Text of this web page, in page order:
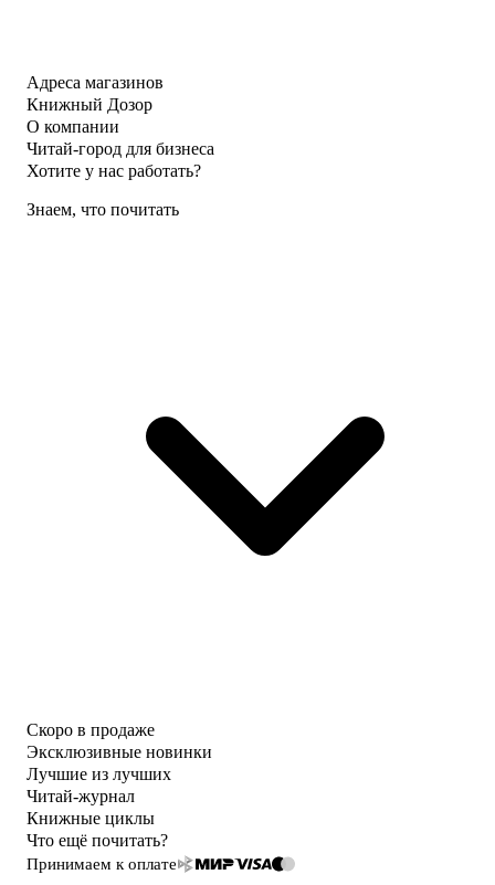
Адреса магазинов
Книжный Дозор
О компании
Читай-город для бизнеса
Хотите у нас работать?
Знаем, что почитать
Скоро в продаже
Эксклюзивные новинки
Лучшие из лучших
Читай-журнал
Книжные циклы
Что ещё почитать?
Принимаем к оплате